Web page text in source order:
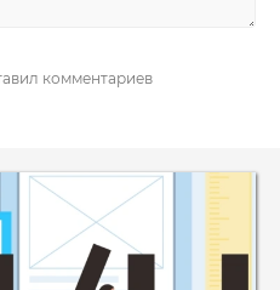
комментариев